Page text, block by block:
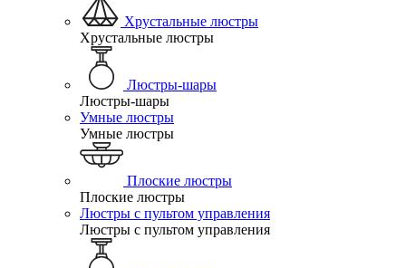
Хрустальные люстры
Хрустальные люстры
Люстры-шары
Люстры-шары
Умные люстры
Умные люстры
Плоские люстры
Плоские люстры
Люстры с пультом управления
Люстры с пультом управления